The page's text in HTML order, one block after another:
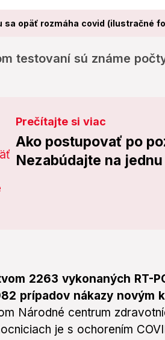
sa opäť rozmáha covid (ilustračné
testovaní sú známe
Prečítajte si viac
Ako postupovať po
Nezabúdajte na
2263 vykonaných RT-
prípadov nákazy novým
Národné centrum
je s ochorením